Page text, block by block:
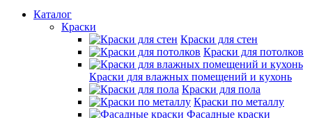
Каталог
Краски
Краски для стен
Краски для потолков
Краски для влажных помещений и кухонь
Краски для пола
Краски по металлу
Фасадные краски